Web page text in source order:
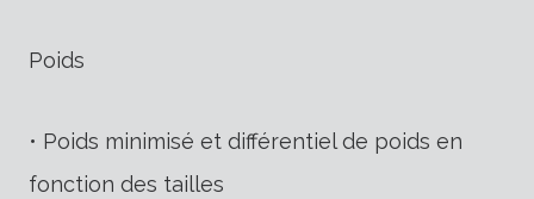
Poids
• Poids minimisé et différentiel de poids en
fonction des tailles